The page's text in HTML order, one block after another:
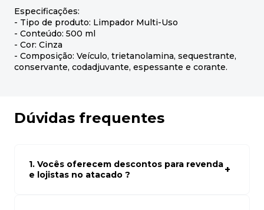
Especificações:
- Tipo de produto: Limpador Multi-Uso
- Conteúdo: 500 ml
- Cor: Cinza
- Composição: Veículo, trietanolamina, sequestrante,
conservante, codadjuvante, espessante e corante.
Dúvidas frequentes
1. Vocês oferecem descontos para revenda
e lojistas no atacado ?